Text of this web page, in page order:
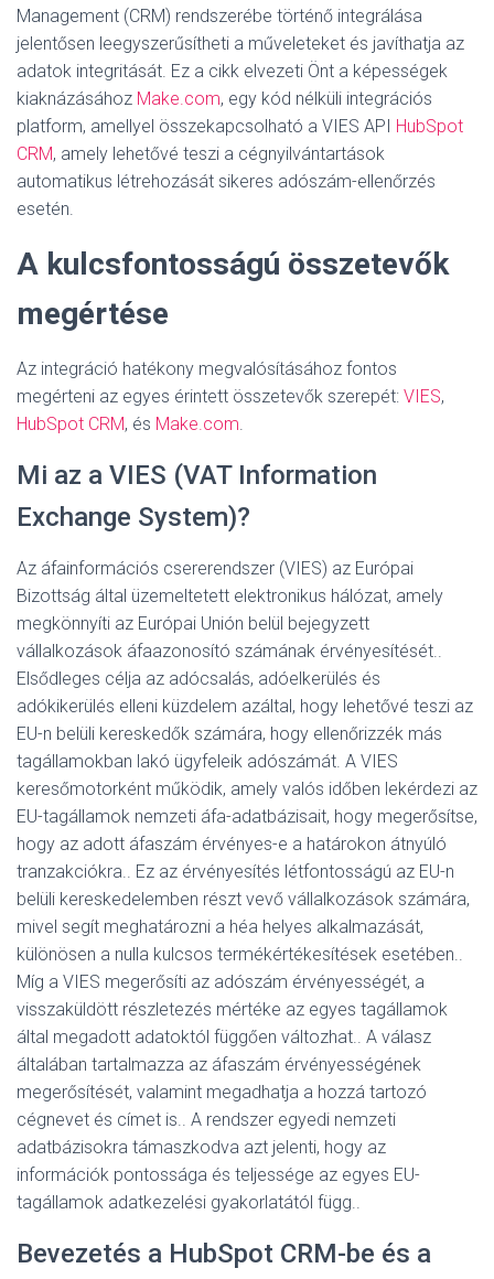
Management (CRM) rendszerébe történő integrálása
jelentősen leegyszerűsítheti a műveleteket és javíthatja az
adatok integritását. Ez a cikk elvezeti Önt a képességek
kiaknázásához Make.com, egy kód nélküli integrációs
platform, amellyel összekapcsolható a VIES API HubSpot
CRM, amely lehetővé teszi a cégnyilvántartások
automatikus létrehozását sikeres adószám-ellenőrzés
esetén.
A kulcsfontosságú összetevők
megértése
Az integráció hatékony megvalósításához fontos
megérteni az egyes érintett összetevők szerepét: VIES,
HubSpot CRM, és Make.com.
Mi az a VIES (VAT Information
Exchange System)?
Az áfainformációs csererendszer (VIES) az Európai
Bizottság által üzemeltetett elektronikus hálózat, amely
megkönnyíti az Európai Unión belül bejegyzett
vállalkozások áfaazonosító számának érvényesítését..
Elsődleges célja az adócsalás, adóelkerülés és
adókikerülés elleni küzdelem azáltal, hogy lehetővé teszi az
EU-n belüli kereskedők számára, hogy ellenőrizzék más
tagállamokban lakó ügyfeleik adószámát. A VIES
keresőmotorként működik, amely valós időben lekérdezi az
EU-tagállamok nemzeti áfa-adatbázisait, hogy megerősítse,
hogy az adott áfaszám érvényes-e a határokon átnyúló
tranzakciókra.. Ez az érvényesítés létfontosságú az EU-n
belüli kereskedelemben részt vevő vállalkozások számára,
mivel segít meghatározni a héa helyes alkalmazását,
különösen a nulla kulcsos termékértékesítések esetében..
Míg a VIES megerősíti az adószám érvényességét, a
visszaküldött részletezés mértéke az egyes tagállamok
által megadott adatoktól függően változhat.. A válasz
általában tartalmazza az áfaszám érvényességének
megerősítését, valamint megadhatja a hozzá tartozó
cégnevet és címet is.. A rendszer egyedi nemzeti
adatbázisokra támaszkodva azt jelenti, hogy az
információk pontossága és teljessége az egyes EU-
tagállamok adatkezelési gyakorlatától függ..
Bevezetés a HubSpot CRM-be és a